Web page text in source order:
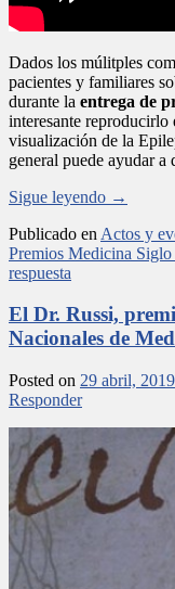
Dados los múlitples
pacientes y familiares
durante la entrega de
interesante reproducirlo
visualización de la
general puede ayudar a
Sigue leyendo →
Publicado en Actos y
Premios Medicina
respuesta
El Dr. Russi,
Nacionales de
Posted on 29 abril, 2019
Responder